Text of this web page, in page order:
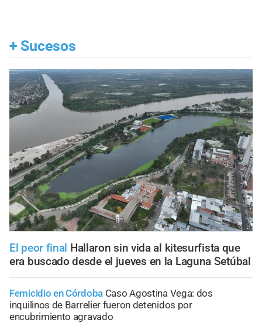
+ Sucesos
El peor final Hallaron sin vida al kitesurfista que
era buscado desde el jueves en la Laguna Setúbal
Femicidio en Córdoba Caso Agostina Vega: dos
inquilinos de Barrelier fueron detenidos por
encubrimiento agravado